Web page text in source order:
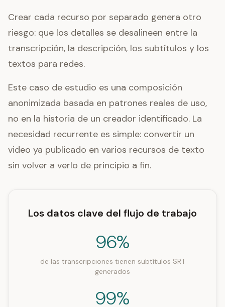
Crear cada recurso por separado genera otro
riesgo: que los detalles se desalineen entre la
transcripción, la descripción, los subtítulos y los
textos para redes.
Este caso de estudio es una composición
anonimizada basada en patrones reales de uso,
no en la historia de un creador identificado. La
necesidad recurrente es simple: convertir un
video ya publicado en varios recursos de texto
sin volver a verlo de principio a fin.
Los datos clave del flujo de trabajo
96%
de las transcripciones tienen subtítulos SRT
generados
99%